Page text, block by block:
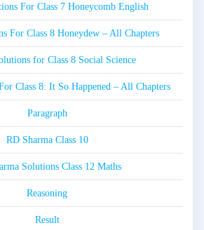
For Class 7 Honeycomb English
For Class 8 Honeydew – All Chapters
for Class 8 Social Science
Class 8: It So Happened – All Chapters
Paragraph
RD Sharma Class 10
Solutions Class 12 Maths
Reasoning
Result